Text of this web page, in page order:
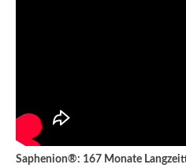
Saphenion®: 167 Monate